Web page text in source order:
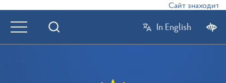
Сайт
In English